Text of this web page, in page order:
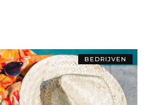
BEDRIJVEN